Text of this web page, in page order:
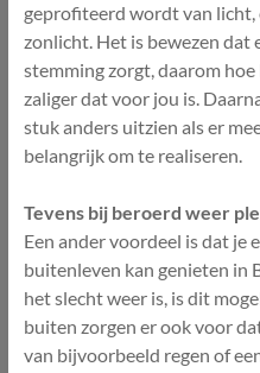
geprofiteerd wordt van
zonlicht. Het is bewezen dat
stemming zorgt, daarom
zaliger dat voor jou is.
stuk anders uitzien als er
belangrijk om te realiseren.
Tevens bij beroerd weer
Een ander voordeel is dat
buitenleven kan genieten in
het slecht weer is, is dit
buiten zorgen er ook voor
van bijvoorbeeld regen of